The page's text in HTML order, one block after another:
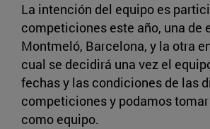
La intención del equipo es
competiciones este año, una de
Montmeló, Barcelona, y la otra
cual se decidirá una vez el
fechas y las condiciones de las
competiciones y podamos
como equipo.